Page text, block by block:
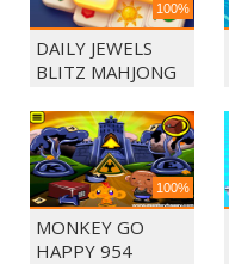
100%
DAILY JEWELS
BLITZ MAHJONG
100%
MONKEY GO
HAPPY 954